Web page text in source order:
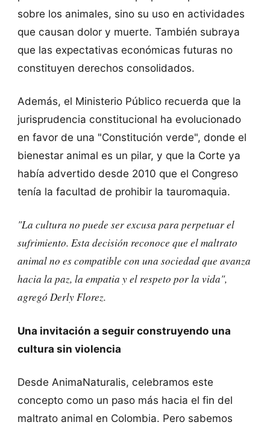
sobre los animales, sino su uso en actividades
que causan dolor y muerte. También subraya
que las expectativas económicas futuras no
constituyen derechos consolidados.
Además, el Ministerio Público recuerda que la
jurisprudencia constitucional ha evolucionado
en favor de una "Constitución verde", donde el
bienestar animal es un pilar, y que la Corte ya
había advertido desde 2010 que el Congreso
tenía la facultad de prohibir la tauromaquia.
"La cultura no puede ser excusa para perpetuar el
sufrimiento. Esta decisión reconoce que el maltrato
animal no es compatible con una sociedad que avanza
hacia la paz, la empatia y el respeto por la vida",
agregó Derly Florez.
Una invitación a seguir construyendo una
cultura sin violencia
Desde AnimaNaturalis, celebramos este
concepto como un paso más hacia el fin del
maltrato animal en Colombia. Pero sabemos